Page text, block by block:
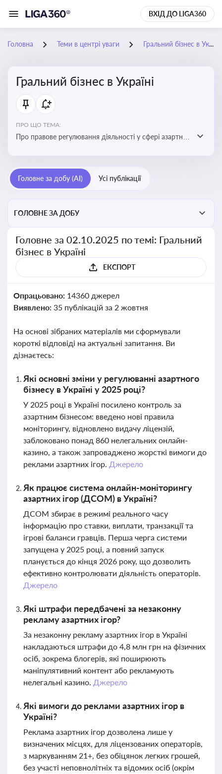
ВХІД ДО LIGA360
Головна Теми в центрі уваги Гральний бізнес в Україні
Гральний бізнес в Україні
ПРО ЩО ТЕМА:
Про правове регулювання діяльності у сфері азартних
реальні кейси
Головне за добу (AI) Усі публікації
ГОЛОВНЕ ЗА ДОБУ
Головне за 02.10.2025 по темі: Гральний
бізнес в Україні
ЕКСПОРТ
Опрацьовано: 14360 джерел
Виявлено: 35 публікацій за 2 жовтня
На основі зібраних матеріалів ми сформували
короткі відповіді на актуальні запитання. Ви
дізнаєтесь:
Які основні зміни у регулюванні азартного
бізнесу в Україні у 2025 році?
У 2025 році в Україні посилено контроль за
азартним бізнесом: введено нові правила
моніторингу, відновлено видачу ліцензій,
заблоковано понад 860 нелегальних онлайн-
казино, а також запроваджено жорсткі вимоги до
реклами азартних ігор. Джерело
Як працює система онлайн-моніторингу
азартних ігор (ДСОМ) в Україні?
ДСОМ збирає в режимі реального часу
інформацію про ставки, виплати, транзакції та
ігрові баланси гравців. Перша черга системи
запущена у 2025 році, а повний запуск
планується до кінця 2026 року, що дозволить
ефективно контролювати діяльність операторів.
Джерело
Які штрафи передбачені за незаконну
рекламу азартних ігор?
За незаконну рекламу азартних ігор в Україні
накладаються штрафи до 4,8 млн грн на фізичних
осіб, зокрема блогерів, які поширюють
маніпулятивний контент або рекламують
нелегальні казино. Джерело
Які вимоги до реклами азартних ігор в
Україні?
Реклама азартних ігор дозволена лише у
визначених місцях, для ліцензованих операторів,
з маркуванням 21+, без обіцянок легких грошей,
без участі неповнолітніх та відомих осіб (окрім